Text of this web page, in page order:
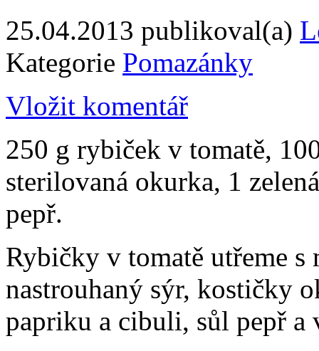
25.04.2013 publikoval(a)
Kategorie Pomazánky
Vložit komentář
250 g rybiček v tomatě,
sterilovaná okurka, 1
pepř.
Rybičky v tomatě utřeme
nastrouhaný sýr, kostičky
papriku a cibuli, sůl pepř a